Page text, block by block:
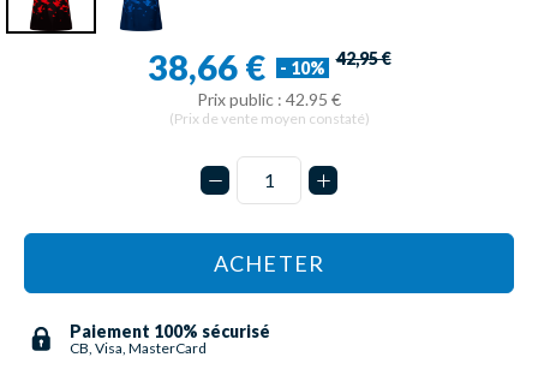
38,66 € - 10% 42,95 €
Prix public : 42.95 €
(Prix de vente moyen constaté)
ACHETER
Paiement 100% sécurisé
CB, Visa, MasterCard